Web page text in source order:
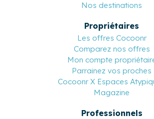
Nos destinations
Propriétaires
Les offres Cocoonr
Comparez nos offres
Mon compte
Parrainez vos proches
Cocoonr X Espaces
Magazine
Professionnels